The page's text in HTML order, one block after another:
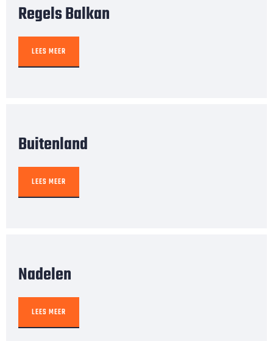
Regels Balkan
LEES MEER
Buitenland
LEES MEER
Nadelen
LEES MEER